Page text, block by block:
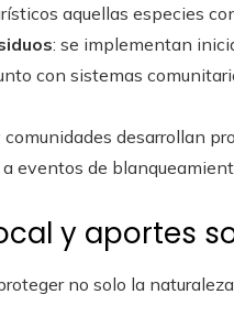
aquellas especies
: se implementan
con sistemas
comunidades desarrollan
eventos de
y aportes
no solo la